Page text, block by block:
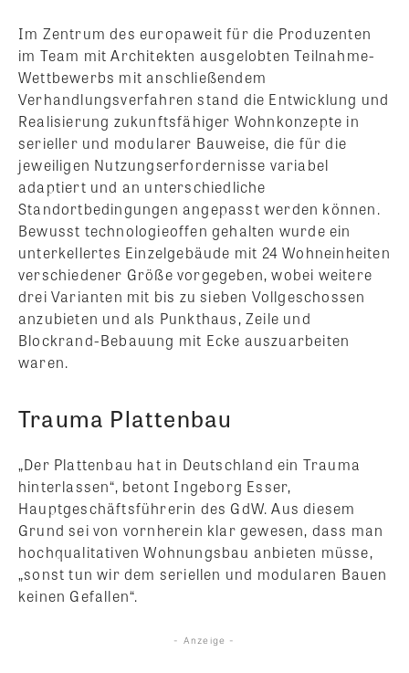
Im Zentrum des europaweit für die Produzenten
im Team mit Architekten ausgelobten Teilnahme-
Wettbewerbs mit anschließendem
Verhandlungsverfahren stand die Entwicklung und
Realisierung zukunftsfähiger Wohnkonzepte in
serieller und modularer Bauweise, die für die
jeweiligen Nutzungserfordernisse variabel
adaptiert und an unterschiedliche
Standortbedingungen angepasst werden können.
Bewusst technologieoffen gehalten wurde ein
unterkellertes Einzelgebäude mit 24 Wohneinheiten
verschiedener Größe vorgegeben, wobei weitere
drei Varianten mit bis zu sieben Vollgeschossen
anzubieten und als Punkthaus, Zeile und
Blockrand-Bebauung mit Ecke auszuarbeiten
waren.
Trauma Plattenbau
„Der Plattenbau hat in Deutschland ein Trauma
hinterlassen“, betont Ingeborg Esser,
Hauptgeschäftsführerin des GdW. Aus diesem
Grund sei von vornherein klar gewesen, dass man
hochqualitativen Wohnungsbau anbieten müsse,
„sonst tun wir dem seriellen und modularen Bauen
keinen Gefallen“.
- Anzeige -